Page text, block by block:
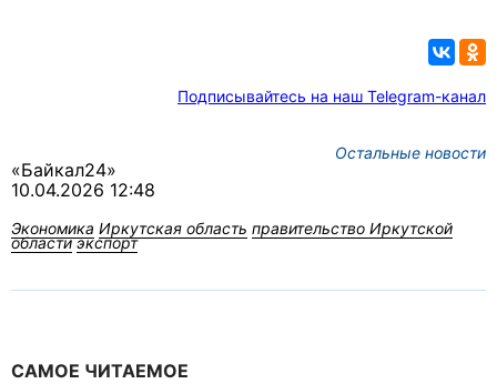
Подписывайтесь на наш Telegram-канал
Остальные новости
«Байкал24»
10.04.2026 12:48
Экономика Иркутская область правительство Иркутской
области экспорт
САМОЕ ЧИТАЕМОЕ